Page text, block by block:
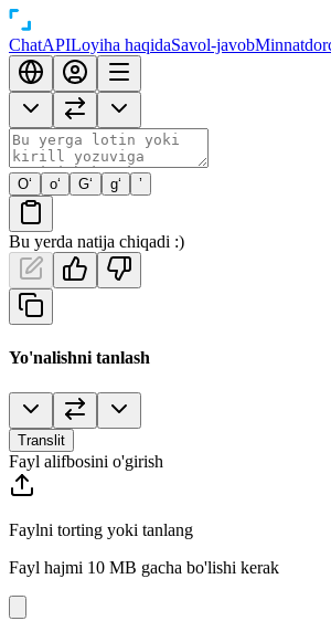
ChatAPILoyiha haqidaSavol-javob
O‘ o‘ G‘ g‘ ’
Bu yerda natija chiqadi :)
Yo'nalishni tanlash
Translit
Fayl alifbosini o'girish
Faylni torting yoki tanlang
Fayl hajmi 10 MB gacha bo'lishi kerak